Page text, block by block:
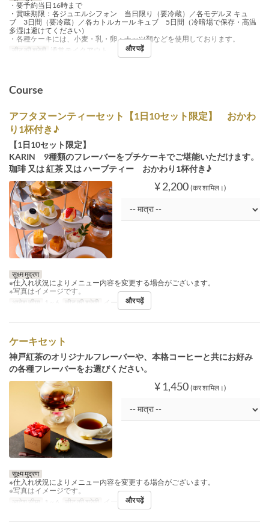
・要予約当日16時まで
・賞味期限：各ジュエルシフォン 当日限り（要冷蔵）／各モデルヌ キュ
ブ 3日間（要冷蔵）／各カトルカール キュブ 5日間（冷暗場で保存・高温
多湿は避けてください）
・各種ケーキには、小麦・乳・卵・ナッツ類などを使用しております。
सीट की श्रेणी 通常テイクアウト और पढ़ें
Course
アフタヌーンティーセット【1日10セット限定】 おかわ
り1杯付き♪
【1日10セット限定】
KARIN 9種類のフレーバーをプチケーキでご堪能いただけます。
珈琲 又は 紅茶 又は ハーブティー おかわり1杯付き♪
¥ 2,200 (कर शामिल।)
सूक्ष्म मुद्रण
※仕入れ状況によりメニュー内容を変更する場合がございます。
※写真はイメージです。
आदेश सीमा
1 ~ 6 सीट की श्रेणी イートイン
और पढ़ें
ケーキセット
神戸紅茶のオリジナルフレーバーや、本格コーヒーと共にお好み
の各種フレーバーをお選びください。
¥ 1,450 (कर शामिल।)
सूक्ष्म मुद्रण
※仕入れ状況によりメニュー内容を変更する場合がございます。
※写真はイメージです。
आदेश सीमा
1 ~ 6 सीट की श्रेणी イートイン
और पढ़ें